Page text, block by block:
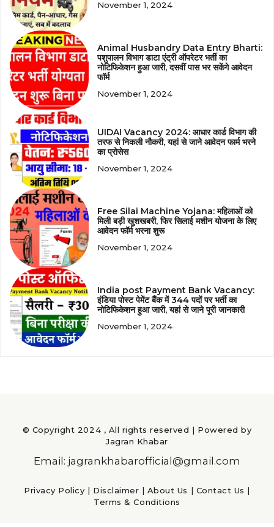
November 1, 2024
Animal Husbandry Data Entry Bharti:
पशुपालन विभाग डाटा एंट्री ऑपरेटर भर्ती का
नोटिफिकेशन हुआ जारी, दसवीं पास भर सकेंगे आवेदन
फॉर्म
November 1, 2024
UIDAI Vacancy 2024: आधार कार्ड विभाग की
तरफ से निकली नौकरी, यहां से जाने आवेदन फार्म भरने
का प्रोसेस
November 1, 2024
Free Silai Machine Yojana: महिलाओं को
मिली बड़ी खुशखबरी, फिर सिलाई मशीन योजना के लिए
आवेदन फॉर्म भरना शुरू
November 1, 2024
India post Payment Bank Vacancy:
इंडिया पोस्ट पेमेंट बैंक में 344 पदों पर भर्ती का
नोटिफिकेशन हुआ जारी, यहां से जाने पूरी जानकारी
November 1, 2024
© Copyright 2024 , All rights reserved | Powered by
Jagran Khabar
Email: jagrankhabarofficial@gmail.com
Privacy Policy | Disclaimer | About Us | Contact Us |
Terms & Conditions